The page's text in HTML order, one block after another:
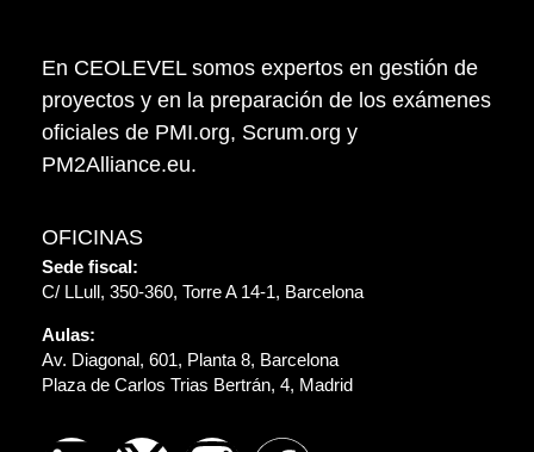
En CEOLEVEL somos expertos en gestión de
proyectos y en la preparación de los exámenes
oficiales de PMI.org, Scrum.org y
PM2Alliance.eu.
OFICINAS
Sede fiscal:
C/ LLull, 350-360, Torre A 14-1, Barcelona
Aulas:
Av. Diagonal, 601, Planta 8, Barcelona
Plaza de Carlos Trias Bertrán, 4, Madrid